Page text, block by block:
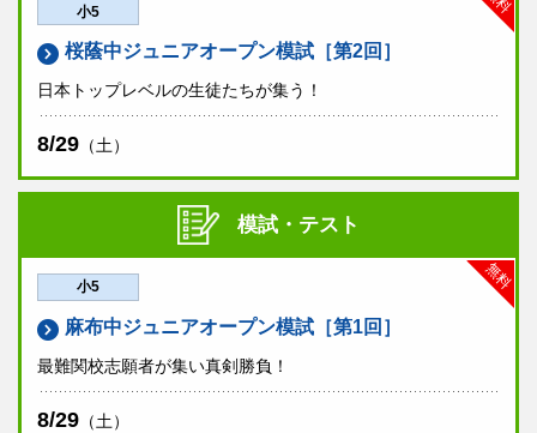
小5
桜蔭中ジュニアオープン模試［第2回］
日本トップレベルの生徒たちが集う！
8/29 （土）
模試・テスト
無料
小5
麻布中ジュニアオープン模試［第1回］
最難関校志願者が集い真剣勝負！
8/29 （土）